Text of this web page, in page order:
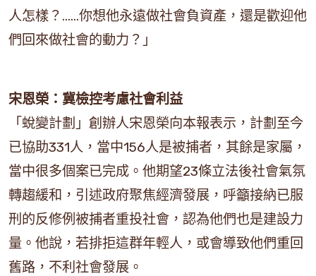
人怎樣？……你想他永遠做社會負資產，還是歡迎他
們回來做社會的動力？」
宋恩榮：冀檢控考慮社會利益
「蛻變計劃」創辦人宋恩榮向本報表示，計劃至今
已協助331人，當中156人是被捕者，其餘是家屬，
當中很多個案已完成。他期望23條立法後社會氣氛
轉趨緩和，引述政府聚焦經濟發展，呼籲接納已服
刑的反修例被捕者重投社會，認為他們也是建設力
量。他說，若排拒這群年輕人，或會導致他們重回
舊路，不利社會發展。